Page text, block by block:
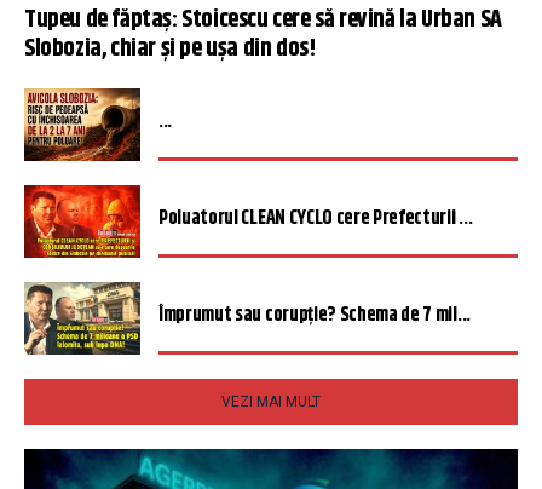
Tupeu de făptaș: Stoicescu cere să revină la Urban SA
Slobozia, chiar și pe ușa din dos!
...
Poluatorul CLEAN CYCLO cere Prefecturii ...
Împrumut sau corupție? Schema de 7 mil...
VEZI MAI MULT